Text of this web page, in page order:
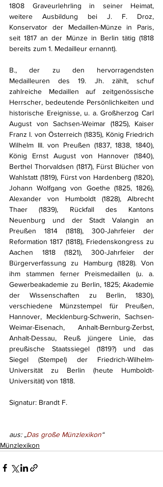
1808 Graveurlehrling in seiner Heimat,
weitere Ausbildung bei J. F. Droz,
Konservator der Medaillen-Münze in Paris,
seit 1817 an der Münze in Berlin tätig (1818
bereits zum 1. Medailleur ernannt).
B., der zu den hervorragendsten
Medailleuren des 19. Jh. zählt, schuf
zahlreiche Medaillen auf zeitgenössische
Herrscher, bedeutende Persönlichkeiten und
historische Ereignisse, u. a. Großherzog Carl
August von Sachsen-Weimar (1825), Kaiser
Franz I. von Österreich (1835), König Friedrich
Wilhelm III. von Preußen (1837, 1838, 1840),
König Ernst August von Hannover (1840),
Berthel Thorvaldsen (1817), Fürst Blücher von
Wahlstatt (1819), Fürst von Hardenberg (1820),
Johann Wolfgang von Goethe (1825, 1826),
Alexander von Humboldt (1828), Albrecht
Thaer (1839), Rückfall des Kantons
Neuenburg und der Stadt Valangin an
Preußen 1814 (1818), 300-Jahrfeier der
Reformation 1817 (1818), Friedenskongress zu
Aachen 1818 (1821), 300-Jahrfeier der
Bürgerverfassung zu Hamburg (1828). Von
ihm stammen ferner Preismedaillen (u. a.
Gewerbeakademie zu Berlin, 1825; Akademie
der Wissenschaften zu Berlin, 1830),
verschiedene Münzstempel für Preußen,
Hannover, Mecklenburg-Schwerin, Sachsen-
Weimar-Eisenach, Anhalt-Bernburg-Zerbst,
Anhalt-Dessau, Reuß jüngere Linie, das
preußische Staatssiegel (1819?) und das
Siegel (Stempel) der Friedrich-Wilhelm-
Universität zu Berlin (heute Humboldt-
Universität) von 1818.
Signatur: Brandt F.
aus: „Das große Münzlexikon“
Münzlexikon